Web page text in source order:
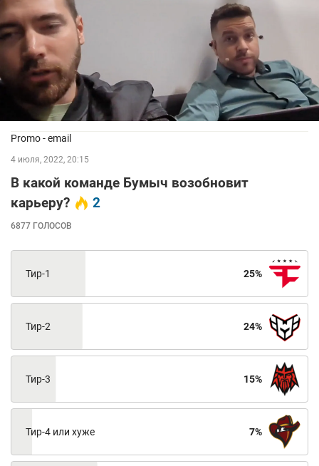
Promo - email
4 июля, 2022, 20:15
В какой команде Бумыч возобновит
карьеру?
2
6877 ГОЛОСОВ
Тир-1 25
Тир-2 24
Тир-3 15
Тир-4 или хуже 7